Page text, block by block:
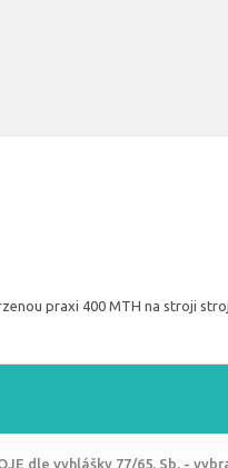
praxi 400 MTH na stroji
dle vyhlášky 77/65. Sb. -